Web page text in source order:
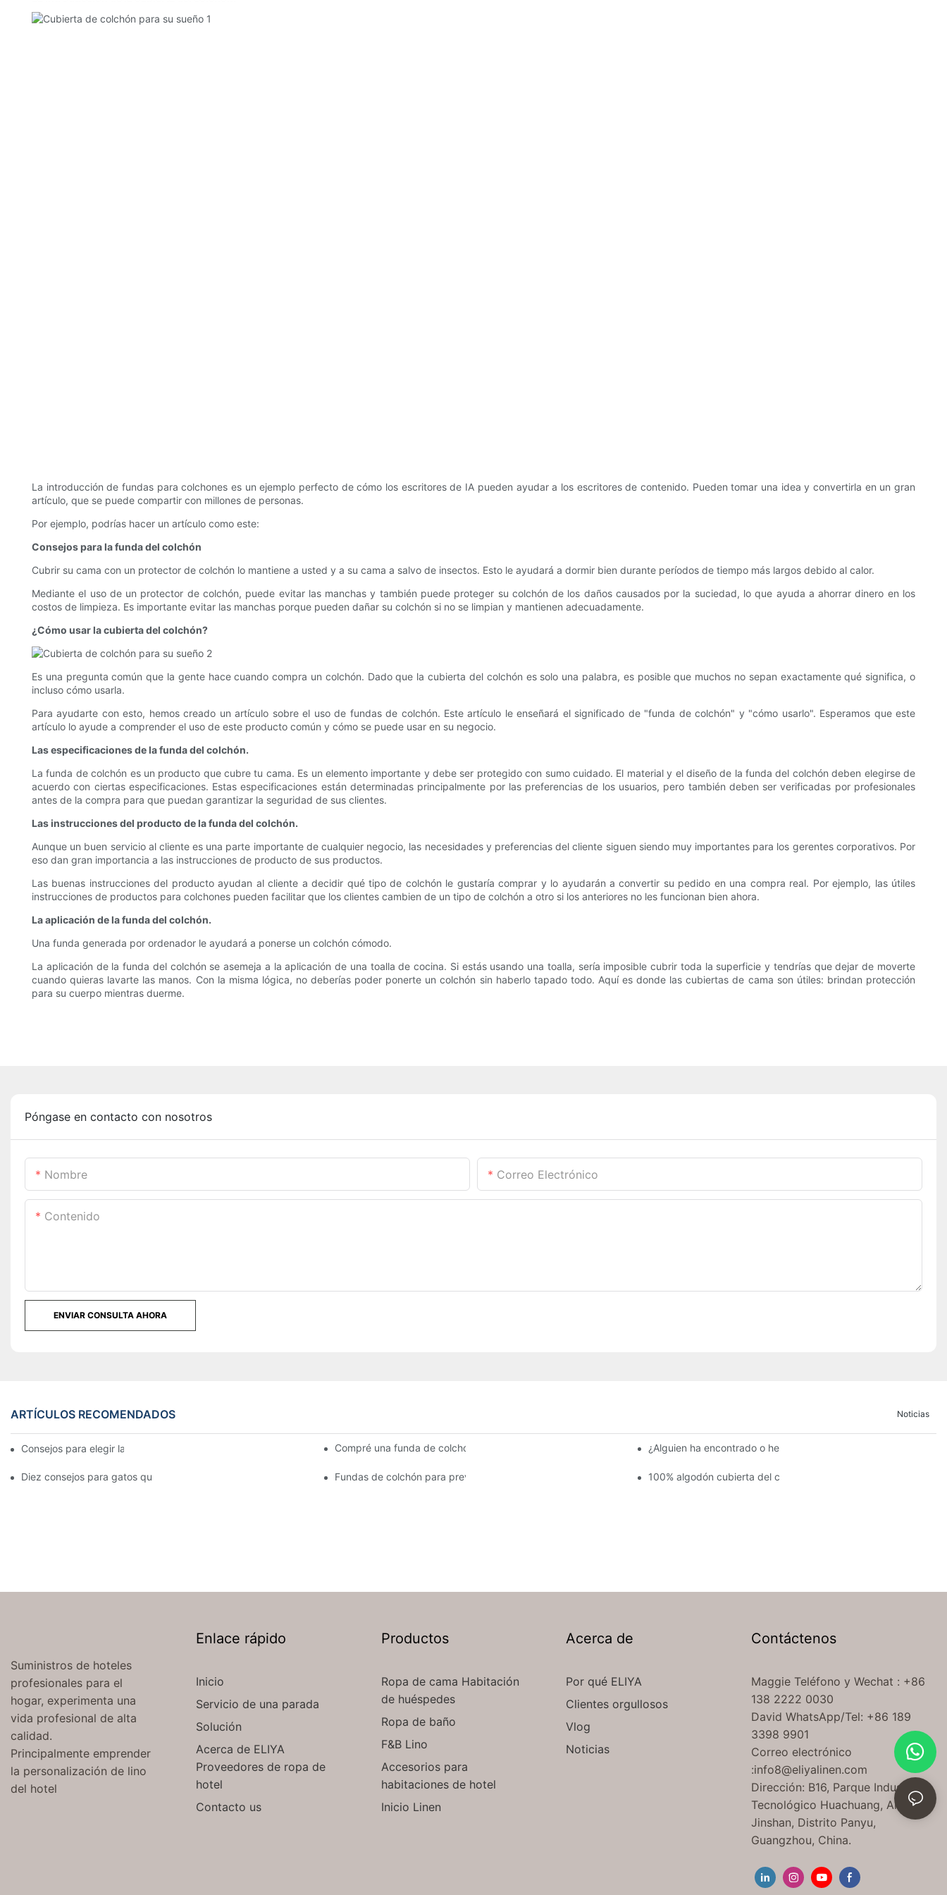
La introducción de fundas para colchones es un ejemplo perfecto de cómo los escritores de IA pueden ayudar a los escritores de contenido. Pueden tomar una idea y convertirla en un gran
artículo, que se puede compartir con millones de personas.
Por ejemplo, podrías hacer un artículo como este:
Consejos para la funda del colchón
Cubrir su cama con un protector de colchón lo mantiene a usted y a su cama a salvo de insectos. Esto le ayudará a dormir bien durante períodos de tiempo más largos debido al calor.
Mediante el uso de un protector de colchón, puede evitar las manchas y también puede proteger su colchón de los daños causados ​​por la suciedad, lo que ayuda a ahorrar dinero en los
costos de limpieza. Es importante evitar las manchas porque pueden dañar su colchón si no se limpian y mantienen adecuadamente.
¿Cómo usar la cubierta del colchón?
Es una pregunta común que la gente hace cuando compra un colchón. Dado que la cubierta del colchón es solo una palabra, es posible que muchos no sepan exactamente qué significa, o
incluso cómo usarla.
Para ayudarte con esto, hemos creado un artículo sobre el uso de fundas de colchón. Este artículo le enseñará el significado de "funda de colchón" y "cómo usarlo". Esperamos que este
artículo lo ayude a comprender el uso de este producto común y cómo se puede usar en su negocio.
Las especificaciones de la funda del colchón.
La funda de colchón es un producto que cubre tu cama. Es un elemento importante y debe ser protegido con sumo cuidado. El material y el diseño de la funda del colchón deben elegirse de
acuerdo con ciertas especificaciones. Estas especificaciones están determinadas principalmente por las preferencias de los usuarios, pero también deben ser verificadas por profesionales
antes de la compra para que puedan garantizar la seguridad de sus clientes.
Las instrucciones del producto de la funda del colchón.
Aunque un buen servicio al cliente es una parte importante de cualquier negocio, las necesidades y preferencias del cliente siguen siendo muy importantes para los gerentes corporativos. Por
eso dan gran importancia a las instrucciones de producto de sus productos.
Las buenas instrucciones del producto ayudan al cliente a decidir qué tipo de colchón le gustaría comprar y lo ayudarán a convertir su pedido en una compra real. Por ejemplo, las útiles
instrucciones de productos para colchones pueden facilitar que los clientes cambien de un tipo de colchón a otro si los anteriores no les funcionan bien ahora.
La aplicación de la funda del colchón.
Una funda generada por ordenador le ayudará a ponerse un colchón cómodo.
La aplicación de la funda del colchón se asemeja a la aplicación de una toalla de cocina. Si estás usando una toalla, sería imposible cubrir toda la superficie y tendrías que dejar de moverte
cuando quieras lavarte las manos. Con la misma lógica, no deberías poder ponerte un colchón sin haberlo tapado todo. Aquí es donde las cubiertas de cama son útiles: brindan protección
para su cuerpo mientras duerme.
Póngase en contacto con nosotros
Nombre Correo Electrónico
Contenido
ENVIAR CONSULTA AHORA
ARTÍCULOS RECOMENDADOS Noticias
Consejos para elegir la mejor funda de colchón Compré una funda de colchón hoy en Target y parece que tiene sangre.¿Alguien ha encontrado o hecho una funda para un colchón de
Diez consejos para gatos que se ven obligados a mudarse con sus dueñosFundas de colchón para prevenir las chinches y sus desagradables picaduras100% algodón cubierta del colchón
Suministros de hoteles
profesionales para el
hogar, experimenta una
vida profesional de alta
calidad.
Principalmente emprender
la personalización de lino
del hotel
Enlace rápido
Inicio
Servicio de una parada
Solución
Acerca de ELIYA
Proveedores de ropa de
hotel
Contacto us
Productos
Ropa de cama Habitación
de huéspedes
Ropa de baño
F&B Lino
Accesorios para
habitaciones de hotel
Inicio Linen
Acerca de
Por qué ELIYA
Clientes orgullosos
Vlog
Noticias
Contáctenos
Maggie Teléfonoy Wechat : +86
138 2222 0030
David WhatsApp/Tel: +86 189
3398 9901
Correo electrónico
:info8@eliyalinen.com
Dirección: B16, Parque Industrial
Tecnológico Huachuang, Aldea
Jinshan, Distrito Panyu,
Guangzhou, China.